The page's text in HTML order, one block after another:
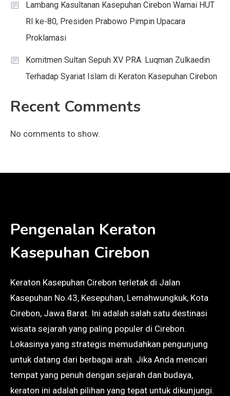
Lambang Kasultanan Kasepuhan Cirebon Warnai HUT
RI ke-80, Presiden Prabowo Pimpin Upacara
Proklamasi
Komitmen Sultan Sepuh XV PRA. Luqman Zulkaedin
Terhadap Syariat Islam di Keraton Kasepuhan Cirebon
Recent Comments
No comments to show.
Pengenalan Keraton
Kasepuhan Cirebon
Keraton Kasepuhan Cirebon terletak di Jalan
Kasepuhan No.43, Kesepuhan, Lemahwungkuk, Kota
Cirebon, Jawa Barat. Ini adalah salah satu destinasi
wisata sejarah yang paling populer di Cirebon.
Lokasinya yang strategis memudahkan pengunjung
untuk datang dari berbagai arah. Jika Anda mencari
tempat yang penuh dengan sejarah dan budaya,
keraton ini adalah pilihan yang tepat untuk dikunjungi.